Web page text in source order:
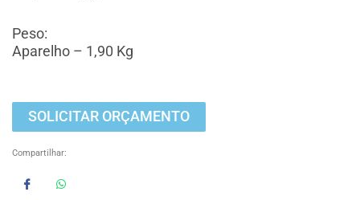
Peso:
Aparelho – 1,90 Kg
SOLICITAR ORÇAMENTO
Compartilhar: